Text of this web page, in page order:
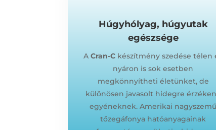
Húgyhólyag, húgyutak
egészsége
ACran-C készítmény szedése télen
nyáron is sok esetben
megkönnyítheti életünket, de
különösen javasolt hidegre
egyéneknek. Amerikai nagyszemű
tőzegáfonya hatóanyagainak